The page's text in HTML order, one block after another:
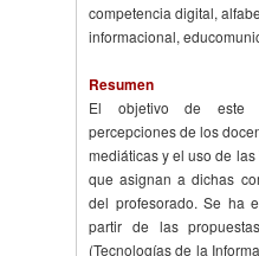
competencia digital,
informacional,
Resumen
El objetivo de este
percepciones de los
mediáticas y el uso de
que asignan a dichas
del profesorado. Se ha
partir de las
(Tecnologías de la